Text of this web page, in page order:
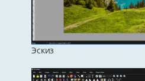
Эскиз